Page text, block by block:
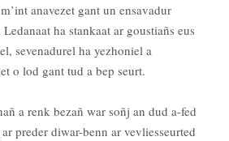
anavezet gant un ensavadur
ha stankaat ar goustiañs eus
sevenadurel ha yezhoniel a
o lod gant tud a bep seurt.
a renk bezañ war soñj an dud a-fed
preder diwar-benn ar vevliesseurted